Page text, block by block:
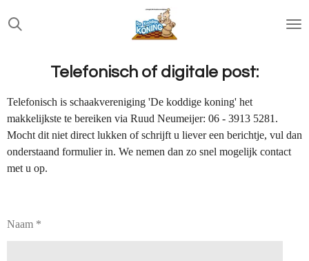
Ga
direct
hoofdinhoudTelefonisch of digitale post:
Telefonisch is schaakvereniging 'De koddige koning' het
makkelijkste te bereiken via Ruud Neumeijer: 06 - 3913 5281.
Mocht dit niet direct lukken of schrijft u liever een berichtje, vul dan
onderstaand formulier in. We nemen dan zo snel mogelijk contact
met u op.
Naam *